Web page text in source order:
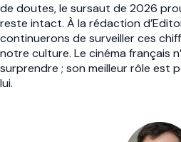
de doutes, le sursaut de 2026
reste intact. À la rédaction
continuerons de surveiller ces
notre culture. Le cinéma français
surprendre ; son meilleur rôle est
lui.